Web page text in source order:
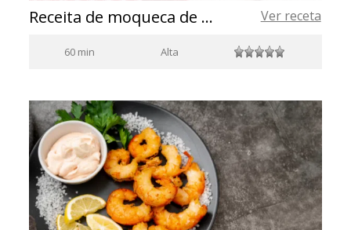
Receita de moqueca de peixe Ver receta
60 min Alta